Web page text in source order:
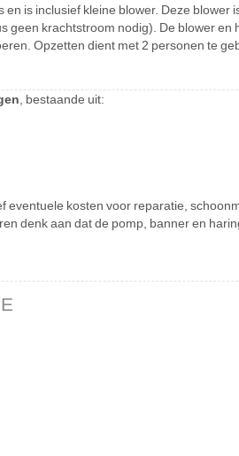
is inclusief kleine blower. Deze blower
geen krachtstroom nodig). De blower en
Opzetten dient met 2 personen te
, bestaande uit:
eventuele kosten voor reparatie,
denk aan dat de pomp, banner en